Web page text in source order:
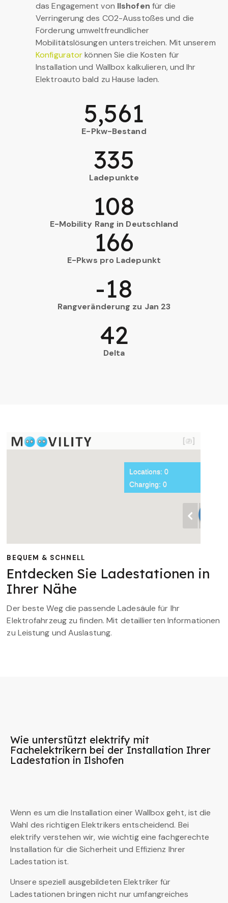
das Engagement von Ilshofen für die
Verringerung des CO2-Ausstoßes und die
Förderung umweltfreundlicher
Mobilitätslösungen unterstreichen. Mit unserem
Konfiguratorkönnen Sie die Kosten für
Installation und Wallbox kalkulieren, und Ihr
Elektroauto bald zu Hause laden.
E-Pkw-Bestand
5,561
Ladepunkte
335
E-Mobility Rang in Deutschland
108
E-Pkws pro Ladepunkt
166
Rangveränderung zu Jan 23
-18
Delta
42
BEQUEM & SCHNELL
Entdecken Sie Ladestationen in
Ihrer Nähe
Der beste Weg die passende Ladesäule für Ihr
Elektrofahrzeug zu finden. Mit detaillierten Informationen
zu Leistung und Auslastung.
Wie unterstützt elektrify mit
Fachelektrikern bei der Installation Ihrer
Ladestation in Ilshofen
Wenn es um die Installation einer Wallbox geht, ist die
Wahl des richtigen Elektrikers entscheidend. Bei
elektrify verstehen wir, wie wichtig eine fachgerechte
Installation für die Sicherheit und Effizienz Ihrer
Ladestation ist.
Unsere speziell ausgebildeten Elektriker für
Ladestationen bringen nicht nur umfangreiches